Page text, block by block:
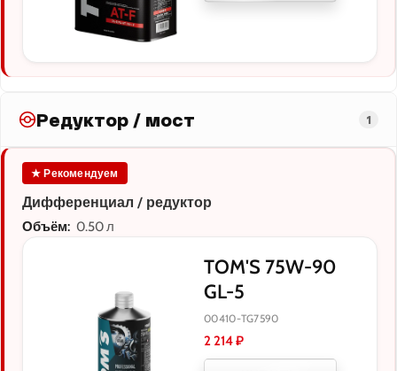
Редуктор / мост 1
★ Рекомендуем
Дифференциал / редуктор
Объём: 0.50 л
TOM'S 75W-90
GL-5
00410-TG7590
2 214₽